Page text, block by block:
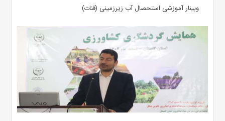
وبینار آموزشی استحصال آب زیرزمینی (قنات)